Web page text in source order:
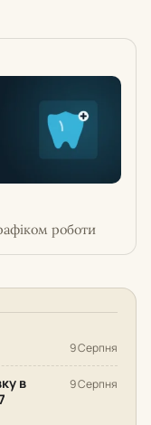
роботи
9 Серпня
в
9 Серпня